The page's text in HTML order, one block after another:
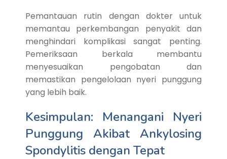
Pemantauan rutin dengan dokter untuk
memantau perkembangan penyakit dan
menghindari komplikasi sangat penting.
Pemeriksaan berkala membantu
menyesuaikan pengobatan dan
memastikan pengelolaan nyeri punggung
yang lebih baik.
Kesimpulan: Menangani Nyeri
Punggung Akibat Ankylosing
Spondylitis dengan Tepat